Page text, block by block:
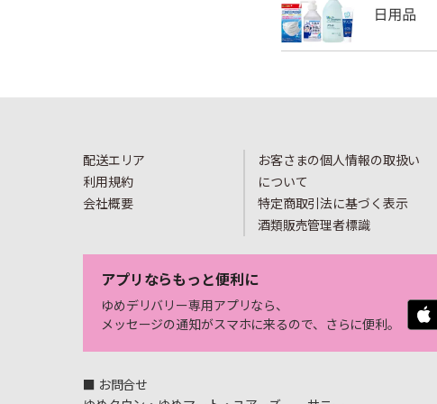
配送エリア
利用規約
会社概要
お客さまの個人情報の取扱い
について
特定商取引法に基づく表示
酒類販売管理者標識
アプリならもっと便利に
ゆめデリバリー専用アプリなら、
メッセージの通知がスマホに来るので、さらに便利。
■ お問合せ